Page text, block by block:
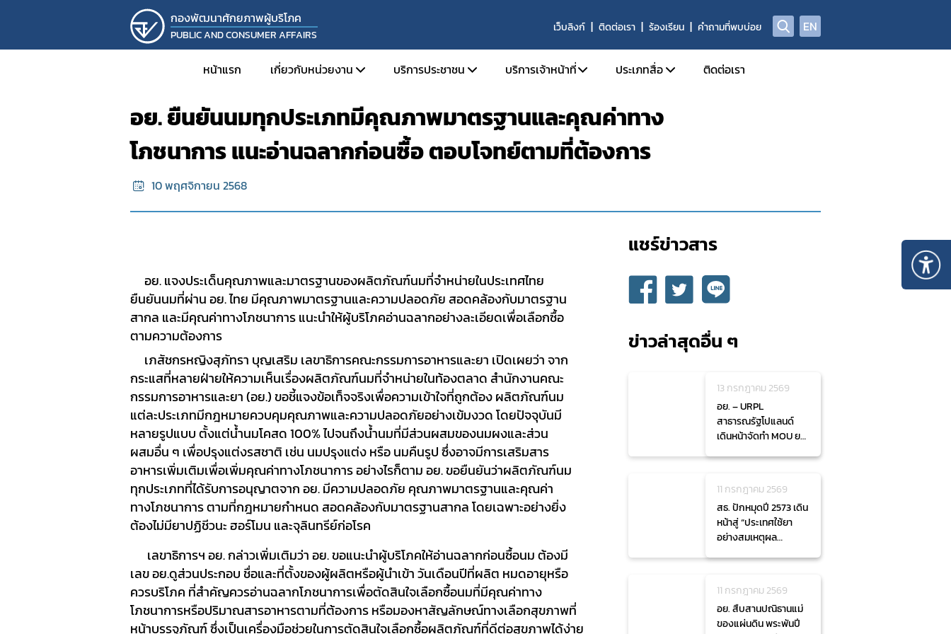
กองพัฒนาศักยภาพผู้บริโภค
PUBLIC AND CONSUMER AFFAIRS
เว็บลิงก์ ติดต่อเรา ร้องเรียน คำถามที่พบบ่อย EN
หน้าแรก เกี่ยวกับหน่วยงาน
ประวัติความเป็นมา
วิสัยทัศน์ พันธกิจ และหน้าที่ความรับผิดชอบ
โครงการที่เกี่ยวข้อง
กิจกรรม
บริการประชาชน
ตรวจสอบผลิตภัณฑ์
คำถามที่พบบ่อย (FAQs)
บริการเจ้าหน้าที่
SKYNET
รายงานการวิเคราะห์ข่าวประจำวัน
ประเภทสื่อ
ข่าวแจก
อินโฟกราฟิก
ติดต่อเรา
อย. ยืนยันนมทุกประเภทมีคุณภาพมาตรฐานและคุณค่าทาง
โภชนาการ แนะอ่านฉลากก่อนซื้อ ตอบโจทย์ตามที่ต้องการ
10 พฤศจิกายน 2568
อย. แจงประเด็นคุณภาพและมาตรฐานของผลิตภัณฑ์นมที่จำหน่ายในประเทศไทย
ยืนยันนมที่ผ่าน อย. ไทย มีคุณภาพมาตรฐานและความปลอดภัย สอดคล้องกับมาตรฐาน
สากล และมีคุณค่าทางโภชนาการ แนะนำให้ผู้บริโภคอ่านฉลากอย่างละเอียดเพื่อเลือกซื้อ
ตามความต้องการ
เภสัชกรหญิงสุภัทรา บุญเสริม เลขาธิการคณะกรรมการอาหารและยา เปิดเผยว่า จาก
กระแสที่หลายฝ่ายให้ความเห็นเรื่องผลิตภัณฑ์นมที่จำหน่ายในท้องตลาด สำนักงานคณะ
กรรมการอาหารและยา (อย.)ขอชี้แจงข้อเท็จจริงเพื่อความเข้าใจที่ถูกต้อง ผลิตภัณฑ์นม
แต่ละประเภทมีกฎหมายควบคุมคุณภาพและความปลอดภัยอย่างเข้มงวด โดยปัจจุบันมี
หลายรูปแบบ ตั้งแต่น้ำนมโคสด 100% ไปจนถึงน้ำนมที่มีส่วนผสมของนมผงและส่วน
ผสมอื่น ๆ เพื่อปรุงแต่งรสชาติ เช่น นมปรุงแต่ง หรือ นมคืนรูป ซึ่งอาจมีการเสริมสาร
อาหารเพิ่มเติมเพื่อเพิ่มคุณค่าทางโภชนาการ อย่างไรก็ตาม อย. ขอยืนยันว่าผลิตภัณฑ์นม
ทุกประเภทที่ได้รับการอนุญาตจาก อย. มีความปลอดภัย คุณภาพมาตรฐานและคุณค่า
ทางโภชนาการ ตามที่กฎหมายกำหนด สอดคล้องกับมาตรฐานสากล โดยเฉพาะอย่างยิ่ง
ต้องไม่มียาปฏิชีวนะ ฮอร์โมน และจุลินทรีย์ก่อโรค
เลขาธิการฯ อย.กล่าวเพิ่มเติมว่า อย. ขอแนะนำผู้บริโภคให้อ่านฉลากก่อนซื้อนม ต้องมี
เลข อย.ดูส่วนประกอบ ชื่อและที่ตั้งของผู้ผลิตหรือผู้นำเข้า วันเดือนปีที่ผลิต หมดอายุหรือ
ควรบริโภค ที่สำคัญควรอ่านฉลากโภชนาการเพื่อตัดสินใจเลือกซื้อนมที่มีคุณค่าทาง
โภชนาการหรือปริมาณสารอาหารตามที่ต้องการ หรือมองหาสัญลักษณ์ทางเลือกสุขภาพที่
หน้าบรรจุภัณฑ์ ซึ่งเป็นเครื่องมือช่วยในการตัดสินใจเลือกซื้อผลิตภัณฑ์ที่ดีต่อสุขภาพได้ง่าย
แชร์ข่าวสาร​
ข่าวล่าสุดอื่น ๆ
13 กรกฎาคม 2569
อย. – URPL
สาธารณรัฐโปแลนด์
เดินหน้าจัดทำ MOU ยก
11 กรกฎาคม 2569
สธ. ปักหมุดปี 2573 เดิน
หน้าสู่ “ประเทศใช้ยา
อย่างสมเหตุผล
11 กรกฎาคม 2569
อย. สืบสานปณิธานแม่
ของแผ่นดิน พระพันปี